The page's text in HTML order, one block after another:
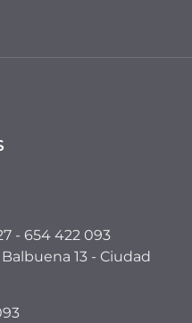
- 654 422 093
13 - Ciudad